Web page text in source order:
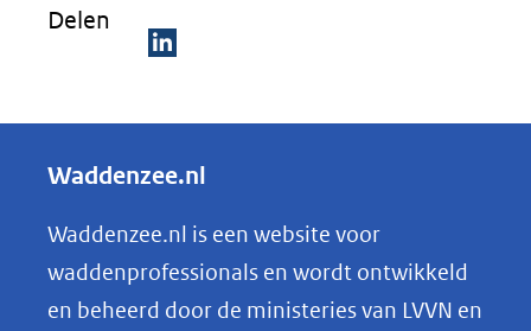
Delen
e
e
n
o
p
Waddenzee.nl
Waddenzee.nl is een website voor
waddenprofessionals en wordt ontwikkeld
en beheerd door de ministeries van LVVN en